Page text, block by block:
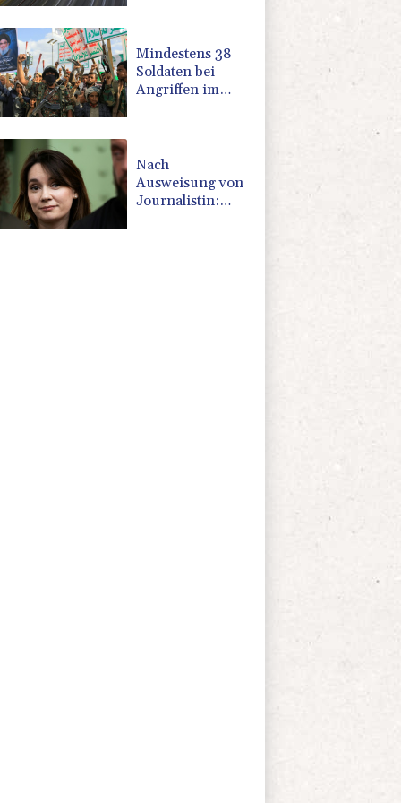
Mindestens 38
Soldaten bei
Angriffen im
Attacke
Nach
Ausweisung von
Journalistin: